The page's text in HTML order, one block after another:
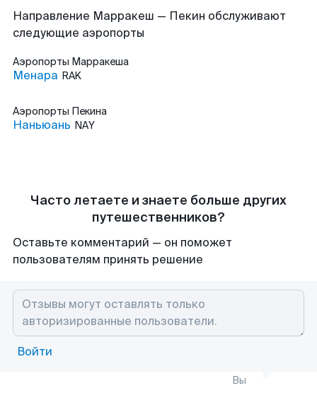
Направление Марракеш — Пекин обслуживают
следующие аэропорты
Аэропорты Марракеша
Менара RAK
Аэропорты Пекина
Наньюань NAY
Часто летаете и знаете больше других
путешественников?
Оставьте комментарий — он поможет
пользователям принять решение
Войти
Вы